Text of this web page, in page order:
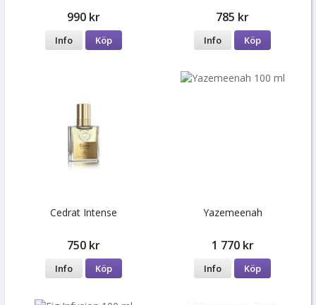
990 kr
Info Köp
785 kr
Info Köp
Cedrat Intense
750 kr
Info Köp
Yazemeenah
1 770 kr
Info Köp